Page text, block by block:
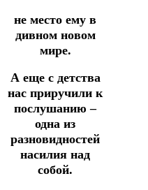
не место ему в
дивном новом
мире.
А еще с детства
нас приручили к
послушанию –
одна из
разновидностей
насилия над
собой.